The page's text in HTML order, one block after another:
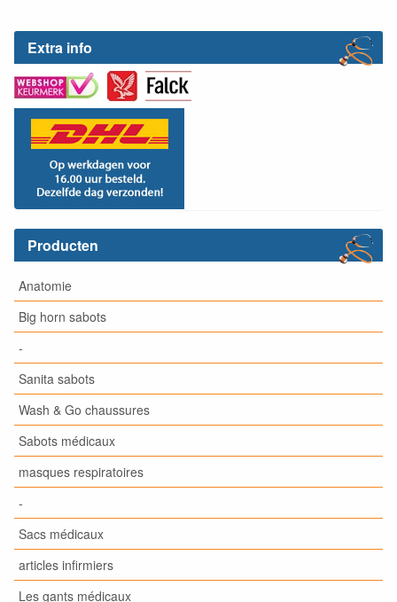
Extra info
Producten
Anatomie
Big horn sabots
-
Sanita sabots
Wash & Go chaussures
Sabots médicaux
masques respiratoires
-
Sacs médicaux
articles infirmiers
Les gants médicaux